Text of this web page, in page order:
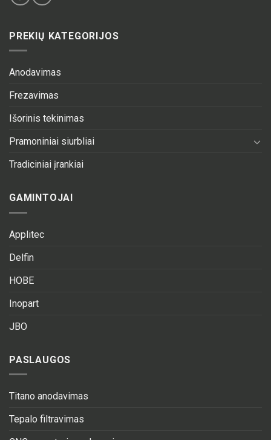
PREKIŲ KATEGORIJOS
Anodavimas
Frezavimas
Išorinis tekinimas
Pramoniniai siurbliai
Tradiciniai įrankiai
GAMINTOJAI
Applitec
Delfin
HOBE
Inopart
JBO
PASLAUGOS
Titano anodavimas
Tepalo filtravimas